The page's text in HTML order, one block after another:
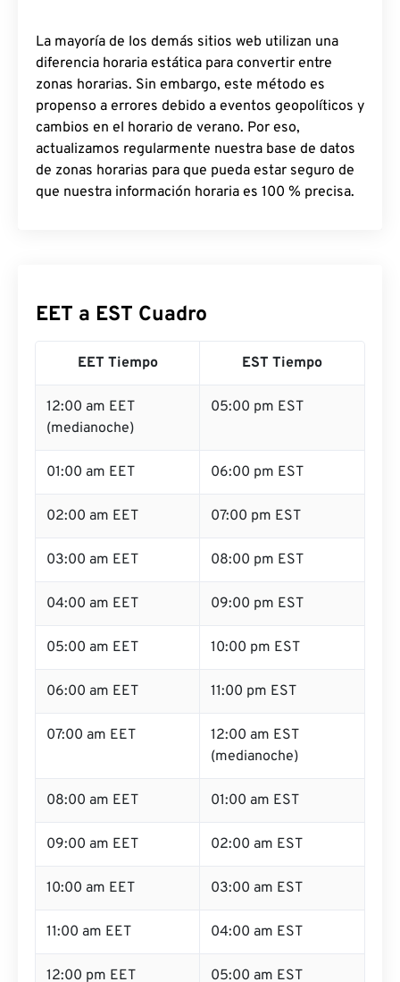
La mayoría de los demás sitios web utilizan una
diferencia horaria estática para convertir entre
zonas horarias. Sin embargo, este método es
propenso a errores debido a eventos geopolíticos y
cambios en el horario de verano. Por eso,
actualizamos regularmente nuestra base de datos
de zonas horarias para que pueda estar seguro de
que nuestra información horaria es 100 % precisa.
EET a EST Cuadro
EET Tiempo EST Tiempo
12:00 am EET
(medianoche)
05:00 pm EST
01:00 am EET 06:00 pm EST
02:00 am EET 07:00 pm EST
03:00 am EET 08:00 pm EST
04:00 am EET 09:00 pm EST
05:00 am EET 10:00 pm EST
06:00 am EET 11:00 pm EST
07:00 am EET
12:00 am EST
(medianoche)
08:00 am EET 01:00 am EST
09:00 am EET 02:00 am EST
10:00 am EET 03:00 am EST
11:00 am EET 04:00 am EST
12:00 pm EET 05:00 am EST